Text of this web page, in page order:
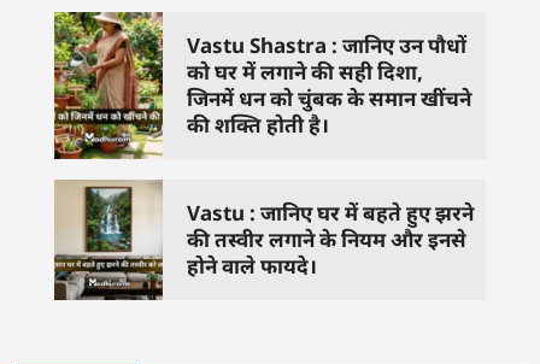
Vastu Shastra : जानिए उन पौधों
को घर में लगाने की सही दिशा,
जिनमें धन को चुंबक के समान खींचने
की शक्ति होती है।
Vastu : जानिए घर में बहते हुए झरने
की तस्वीर लगाने के नियम और इनसे
होने वाले फायदे।